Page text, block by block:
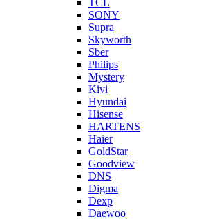
TCL
SONY
Supra
Skyworth
Sber
Philips
Mystery
Kivi
Hyundai
Hisense
HARTENS
Haier
GoldStar
Goodview
DNS
Digma
Dexp
Daewoo